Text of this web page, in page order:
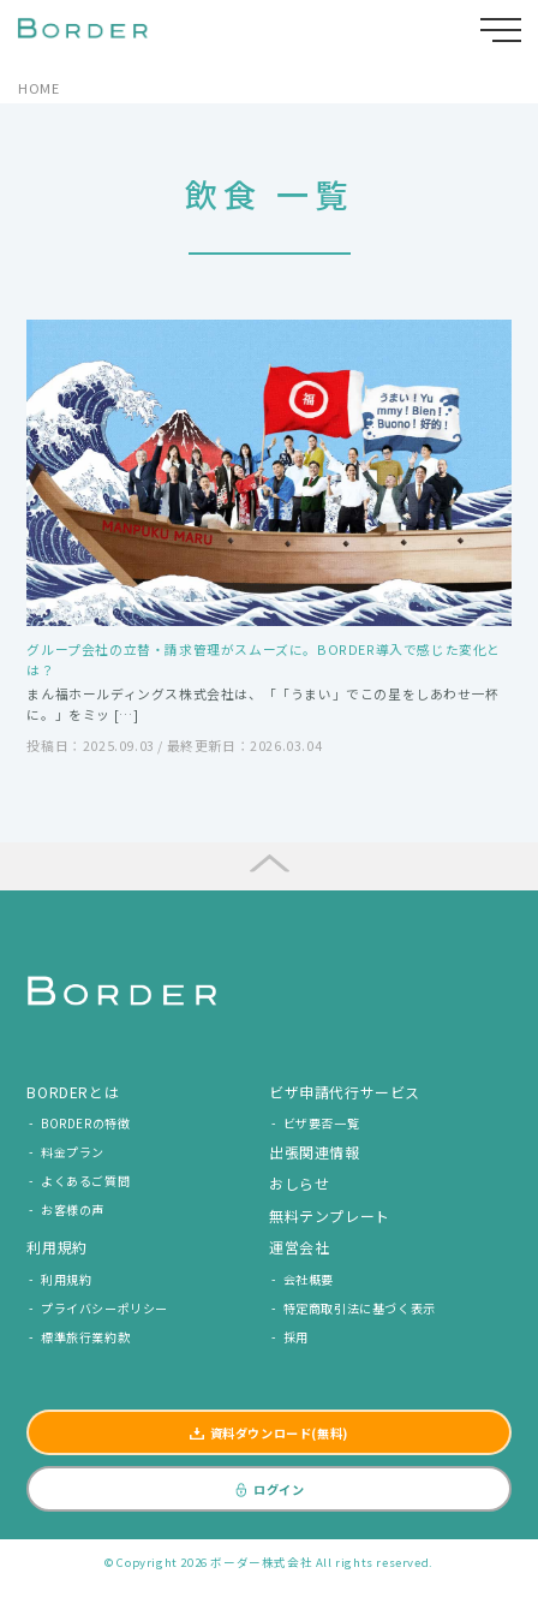
HOME
飲食 一覧
グループ会社の立替・請求管理がスムーズに。BORDER導入で感じた変化と
は？
まん福ホールディングス株式会社は、「「うまい」でこの星をしあわせ一杯
に。」をミッ […]
投稿日：2025.09.03 / 最終更新日：2026.03.04
BORDERとは
BORDERの特徴
料金プラン
よくあるご質問
お客様の声
ビザ申請代行サービス
ビザ要否一覧
出張関連情報
おしらせ
無料テンプレート
利用規約
利用規約
プライバシーポリシー
標準旅行業約款
運営会社
会社概要
特定商取引法に基づく表示
採用
資料ダウンロード(無料)
ログイン
© Copyright 2026 ボーダー株式会社 All rights reserved.